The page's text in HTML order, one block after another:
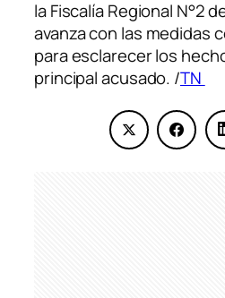
la Fiscalía Regional N°2
avanza con las medidas
para esclarecer los
principal acusado. /TN